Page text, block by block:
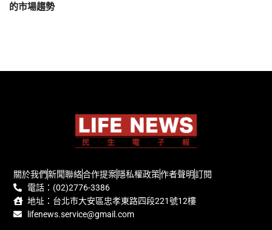
的市場趨勢
關於我們新聞聯絡合作提案隱私權政策作者聲明訂閱
電話：(02)2776-3386
地址：台北市大安區忠孝東路四段221號12樓
lifenews.service@gmail.com